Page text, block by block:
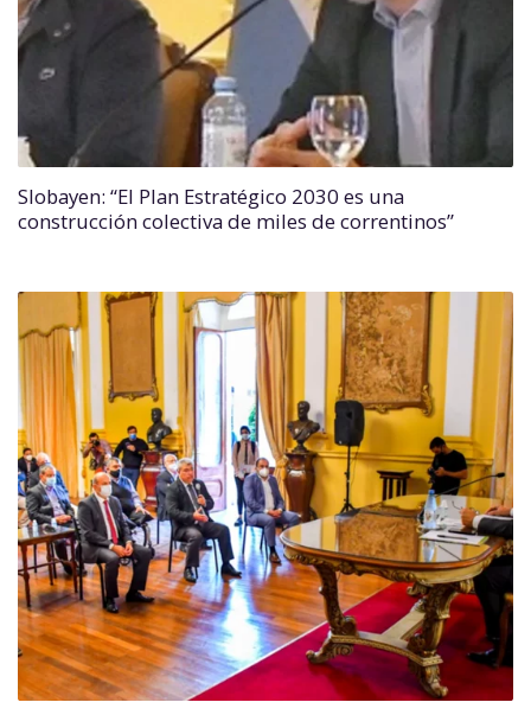
Slobayen: “El Plan Estratégico 2030 es una
construcción colectiva de miles de correntinos”